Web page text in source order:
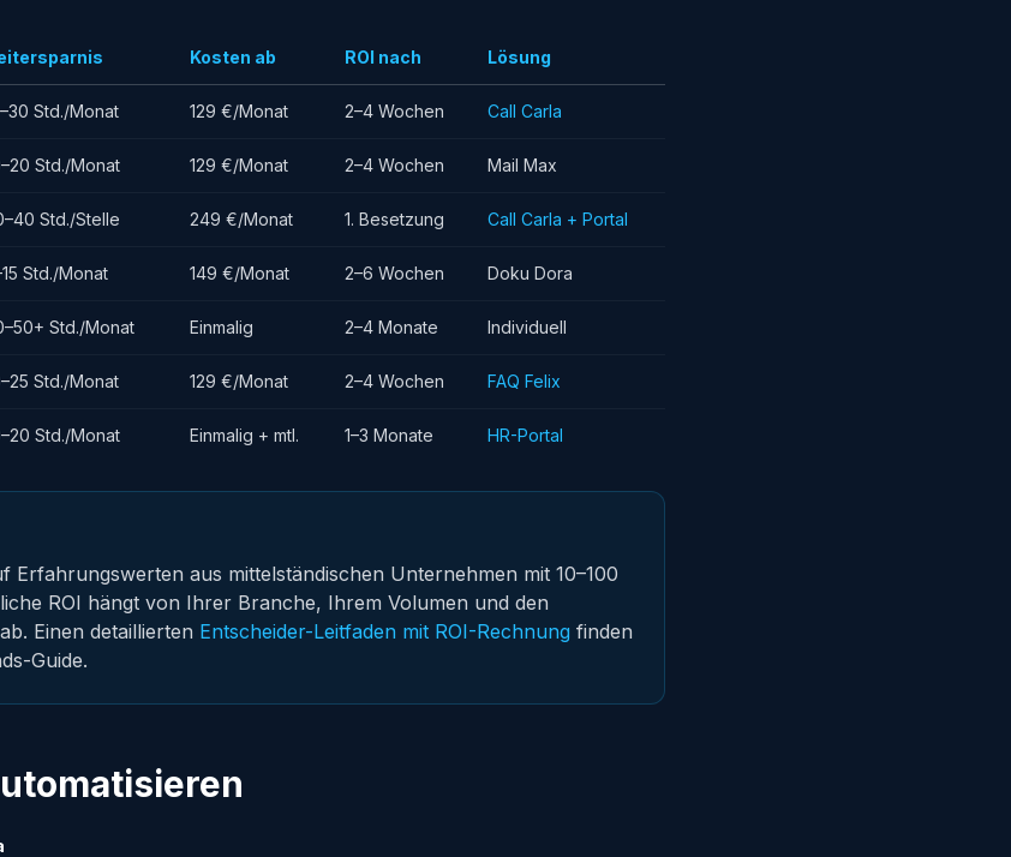
Kosten ab ROI nach Lösung
Std./Monat 129 €/Monat 2–4 Wochen Call Carla
Std./Monat 129 €/Monat 2–4 Wochen Mail Max
Std./Stelle 249 €/Monat 1. Besetzung Call Carla + Portal
Std./Monat 149 €/Monat 2–6 Wochen Doku Dora
Std./Monat Einmalig 2–4 Monate Individuell
Std./Monat 129 €/Monat 2–4 Wochen FAQ Felix
Std./Monat Einmalig + mtl. 1–3 Monate HR-Portal
Erfahrungswerten aus mittelständischen Unternehmen mit 10–100
ROI hängt von Ihrer Branche, Ihrem Volumen und den
Einen detaillierten Entscheider-Leitfaden mit ROI-Rechnung finden
Guide.